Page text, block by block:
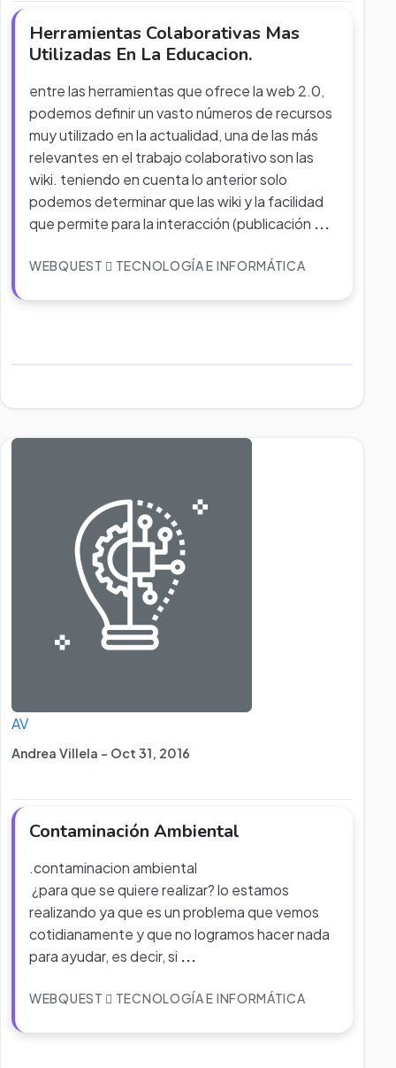
Herramientas Colaborativas Mas
Utilizadas En La Educacion.
entre las herramientas que ofrece la web 2.0,
podemos definir un vasto números de recursos
muy utilizado en la actualidad, una de las más
relevantes en el trabajo colaborativo son las
wiki. teniendo en cuenta lo anterior solo
podemos determinar que las wiki y la facilidad
que permite para la interacción (publicación ...
WEBQUEST TECNOLOGÍA E INFORMÁTICA
AV
Andrea Villela - Oct 31, 2016
Contaminación Ambiental
.contaminacion ambiental
¿para que se quiere realizar? lo estamos
realizando ya que es un problema que vemos
cotidianamente y que no logramos hacer nada
para ayudar, es decir, si ...
WEBQUEST TECNOLOGÍA E INFORMÁTICA